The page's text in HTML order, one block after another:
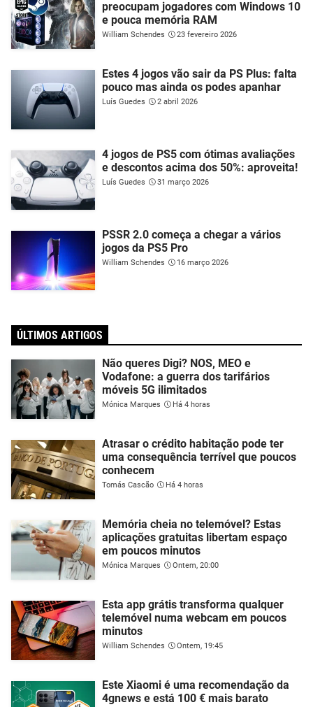
preocupam jogadores com Windows 10
e pouca memória RAM
William Schendes 23 fevereiro 2026
Estes 4 jogos vão sair da PS Plus: falta
pouco mas ainda os podes apanhar
Luís Guedes 2 abril 2026
4 jogos de PS5 com ótimas avaliações
e descontos acima dos 50%: aproveita!
Luís Guedes 31 março 2026
PSSR 2.0 começa a chegar a vários
jogos da PS5 Pro
William Schendes 16 março 2026
ÚLTIMOS ARTIGOS
Não queres Digi? NOS, MEO e
Vodafone: a guerra dos tarifários
móveis 5G ilimitados
Mónica Marques Há 4 horas
Atrasar o crédito habitação pode ter
uma consequência terrível que poucos
conhecem
Tomás Cascão Há 4 horas
Memória cheia no telemóvel? Estas
aplicações gratuitas libertam espaço
em poucos minutos
Mónica Marques Ontem, 20:00
Esta app grátis transforma qualquer
telemóvel numa webcam em poucos
minutos
William Schendes Ontem, 19:45
Este Xiaomi é uma recomendação da
4gnews e está 100 € mais barato